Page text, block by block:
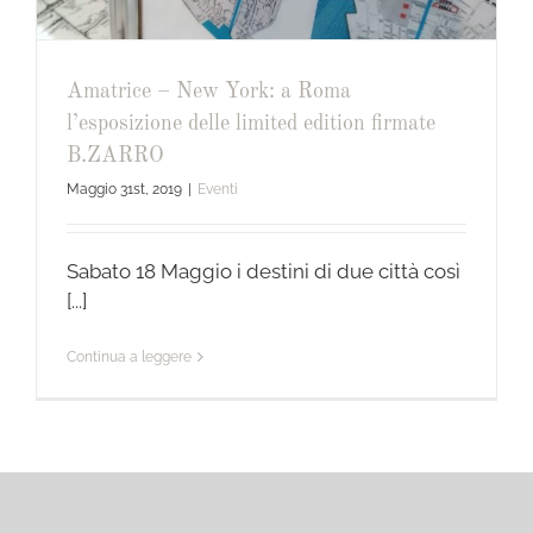
Amatrice – New York: a Roma
l’esposizione delle limited edition firmate
B.ZARRO
Maggio 31st, 2019 Eventi
Sabato 18 Maggio i destini di due città così
[...]
Continua a leggere